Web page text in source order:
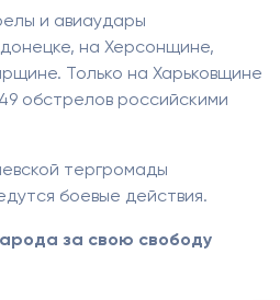
и авиаудары
на Херсонщине,
Только на Харьковщине
обстрелов российскими
тергромады
боевые действия.
за свою свободу